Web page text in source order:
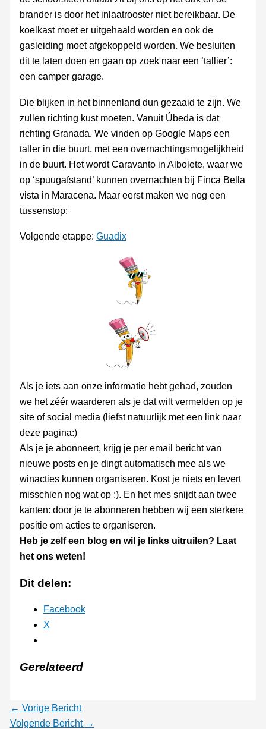
brander is door het inlaatrooster niet bereikbaar. De
koelkast moet er uitgehaald worden en ook de
gasleiding moet afgekoppeld worden. We besluiten
dit te laten doen en gaan op zoek naar een ’tallier’:
een camper garage.
Die blijken in het binnenland dun gezaaid te zijn. We
zullen richting kust moeten. Vanuit Úbeda is dat
richting Granada. We vinden op Google Maps een
taller in die buurt, met een overnachtingsmogelijkheid
in de buurt. Het wordt Caravanto in Albolete, waar we
op ‘spuugafstand’ kunnen overnachten bij Finca Bella
vista in Maracena. Maar eerst maken we nog een
tussenstop:
Volgende etappe: Guadix
Als je iets aan onze informatie hebt gehad, zouden
we het zéér waarderen als je dat wilt vermelden op je
site of social media (liefst natuurlijk met een link naar
deze pagina:)
Als je je abonneert, krijg je per email bericht van
nieuwe posts en je dingt automatisch mee als we
winacties kunnen organiseren. Kost je niets en levert
misschien nog wat op :). En het mes snijdt aan twee
kanten: door je te abonneren hebben wij een sterkere
positie om acties te organiseren.
Heb je zelf een blog en wil je links uitruilen? Laat
het ons weten!
Dit delen:
Facebook
X
Gerelateerd
← Vorige Bericht
Volgende Bericht →